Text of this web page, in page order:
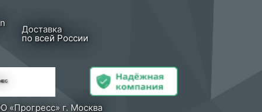
Доставка
по всей России
г. Москва